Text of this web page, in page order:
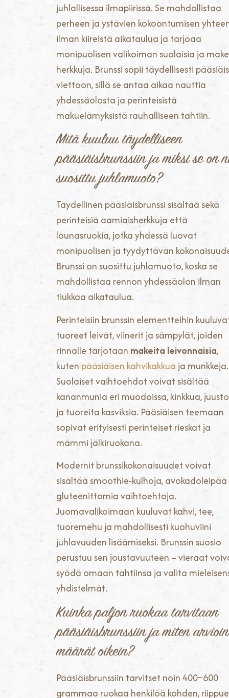
juhlallisessa ilmapiirissä. Se mahdollistaa
perheen ja ystävien kokoontumisen
ilman kiireistä aikataulua ja tarjoaa
monipuolisen valikoiman suolaisia ja
herkkuja. Brunssi sopii täydellisesti
viettoon, sillä se antaa aikaa nauttia
yhdessäolosta ja perinteisistä
makuelämyksistä rauhalliseen tahtiin.
Mitä kuuluu täydelliseen
pääsiäisbrunssiin ja miksi se on
suosittu juhlamuoto?
Täydellinen pääsiäisbrunssi sisältää sekä
perinteisiä aamiaisherkkuja että
lounasruokia, jotka yhdessä luovat
monipuolisen ja tyydyttävän
Brunssi on suosittu juhlamuoto, koska se
mahdollistaa rennon yhdessäolon ilman
tiukkaa aikataulua.
Perinteisiin brunssin elementteihin
tuoreet leivät, viinerit ja sämpylät, joiden
rinnalle tarjotaan makeita leivonnaisia,
kuten pääsiäisen kahvikakkua ja munkkeja.
Suolaiset vaihtoehdot voivat sisältää
kananmunia eri muodoissa, kinkkua,
ja tuoreita kasviksia. Pääsiäisen teemaan
sopivat erityisesti perinteiset rieskat ja
mämmi jälkiruokana.
Modernit brunssikokonaisuudet voivat
sisältää smoothie-kulhoja,
gluteenittomia vaihtoehtoja.
Juomavalikoimaan kuuluvat kahvi, tee,
tuoremehu ja mahdollisesti kuohuviini
juhlavuuden lisäämiseksi. Brunssin suosio
perustuu sen joustavuuteen – vieraat
syödä omaan tahtiinsa ja valita
yhdistelmät.
Kuinka paljon ruokaa tarvitaan
pääsiäisbrunssiin ja miten arvioin
määrät oikein?
Pääsiäisbrunssiin tarvitset noin 400–600
grammaa ruokaa henkilöä kohden,